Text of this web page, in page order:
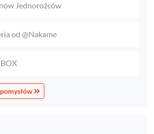
Jednorożców
od @Nakame